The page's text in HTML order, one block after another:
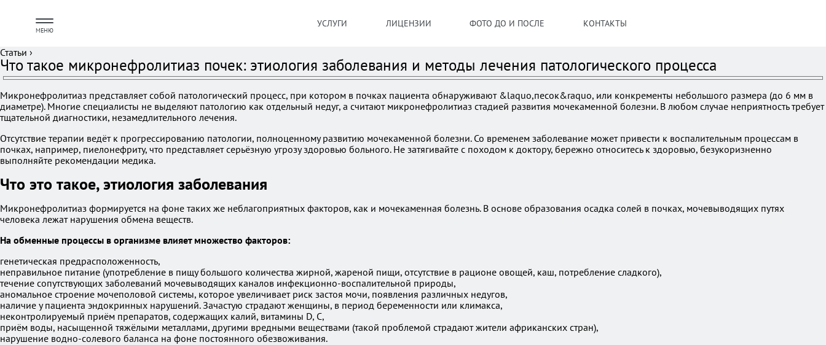
МЕНЮ
УСЛУГИ ЛИЦЕНЗИИ ФОТО ДО И ПОСЛЕ КОНТАКТЫ
Статьи ›
Что такое микронефролитиаз почек: этиология заболевания и методы лечения патологического процесса
Микронефролитиаз представляет собой патологический процесс, при котором в почках пациента обнаруживают &laquo,песок&raquo, или конкременты небольшого размера (до 6 мм в
диаметре). Многие специалисты не выделяют патологию как отдельный недуг, а считают микронефролитиаз стадией развития мочекаменной болезни. В любом случае неприятность требует
тщательной диагностики, незамедлительного лечения.
Отсутствие терапии ведёт к прогрессированию патологии, полноценному развитию мочекаменной болезни. Со временем заболевание может привести к воспалительным процессам в
почках, например, пиелонефриту, что представляет серьёзную угрозу здоровью больного. Не затягивайте с походом к доктору, бережно относитесь к здоровью, безукоризненно
выполняйте рекомендации медика.
Что это такое, этиология заболевания
Микронефролитиаз формируется на фоне таких же неблагоприятных факторов, как и мочекаменная болезнь. В основе образования осадка солей в почках, мочевыводящих путях
человека лежат нарушения обмена веществ.
На обменные процессы в организме влияет множество факторов:
генетическая предрасположенность,
неправильное питание (употребление в пищу большого количества жирной, жареной пищи, отсутствие в рационе овощей, каш, потребление сладкого),
течение сопутствующих заболеваний мочевыводящих каналов инфекционно-воспалительной природы,
аномальное строение мочеполовой системы, которое увеличивает риск застоя мочи, появления различных недугов,
наличие у пациента эндокринных нарушений. Зачастую страдают женщины, в период беременности или климакса,
неконтролируемый приём препаратов, содержащих калий, витамины D, С,
приём воды, насыщенной тяжёлыми металлами, другими вредными веществами (такой проблемой страдают жители африканских стран),
нарушение водно-солевого баланса на фоне постоянного обезвоживания.